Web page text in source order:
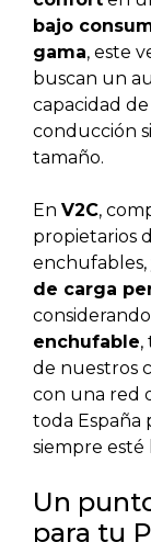
bajo
gama, este
buscan un
capacidad
conducción
tamaño.
En V2C,
propietarios
enchufables,
de carga
enchufable,
de nuestros
con una red
toda España
siempre esté
Un
para tu